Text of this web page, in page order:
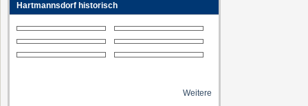
Hartmannsdorf historisch
Weitere